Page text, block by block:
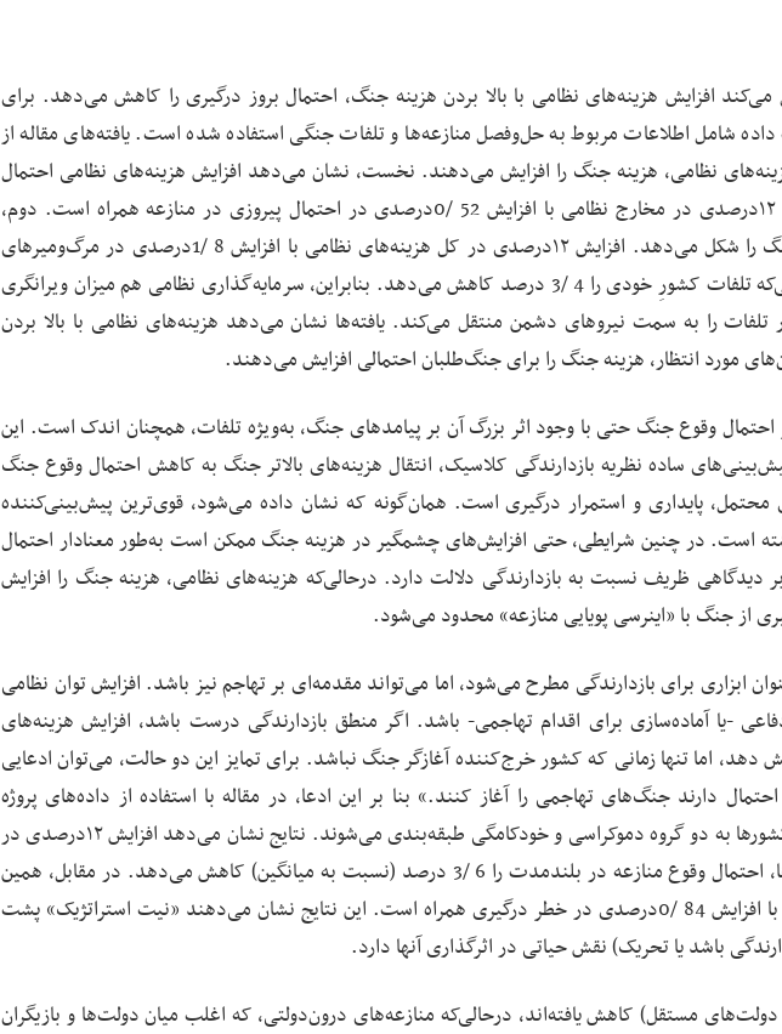
می‌کند افزایش هزینه‌های نظامی با بالا بردن هزینه جنگ، احتمال بروز درگیری را کاهش می‌دهد. برای
شامل اطلاعات مربوط به حل‌وفصل منازعه‌ها و تلفات جنگی استفاده شده است. یافته‌های مقاله از
نظامی، هزینه جنگ را افزایش می‌دهند. نخست، نشان می‌دهد افزایش هزینه‌های نظامی احتمال
پیروزی را بیشتر می‌کند. افزایش ۱۲درصدی در مخارج نظامی با افزایش 52 /0درصدی در احتمال پیروزی در منازعه همراه است. دوم،
هزینه‌های نظامی بُعد انسانی جنگ را شکل می‌دهد. افزایش ۱۲درصدی در کل هزینه‌های نظامی با افزایش 8 /1درصدی در مرگ‌ومیرهای
جنگی سالانه همراه است، درحالی‌که تلفات کشورِ خودی را 4 /3 درصد کاهش می‌دهد. بنابراین، سرمایه‌گذاری نظامی هم میزان ویرانگری
را به سمت نیروهای دشمن منتقل می‌کند. یافته‌ها نشان می‌دهد هزینه‌های نظامی با بالا بردن
مورد انتظار، هزینه جنگ را برای جنگ‌طلبان احتمالی افزایش می‌دهند.
احتمال وقوع جنگ حتی با وجود اثر بزرگ آن بر پیامدهای جنگ، به‌ویژه تلفات، همچنان اندک است. این
ساده نظریه بازدارندگی کلاسیک، انتقال هزینه‌های بالاتر جنگ به کاهش احتمال وقوع جنگ
پایداری و استمرار درگیری است. همان‌گونه که نشان داده می‌شود، قوی‌ترین پیش‌بینی‌کننده
است. در چنین شرایطی، حتی افزایش‌های چشمگیر در هزینه جنگ ممکن است به‌طور معنادار احتمال
دیدگاهی ظریف نسبت به بازدارندگی دلالت دارد. درحالی‌که هزینه‌های نظامی، هزینه جنگ را افزایش
از جنگ با «اینرسی پویایی منازعه» محدود می‌شود.
ابزاری برای بازدارندگی مطرح می‌شود، اما می‌تواند مقدمه‌ای بر تهاجم نیز باشد. افزایش توان نظامی
-یا آماده‌سازی برای اقدام تهاجمی- باشد. اگر منطق بازدارندگی درست باشد، افزایش هزینه‌های
دهد، اما تنها زمانی که کشور خرج‌کننده آغازگر جنگ نباشد. برای تمایز این دو حالت، می‌توان ادعایی
دارند جنگ‌های تهاجمی را آغاز کنند.» بنا بر این ادعا، در مقاله با استفاده از داده‌های پروژه
«Varieties of Democracy»، کشورها به دو گروه دموکراسی و خودکامگی طبقه‌بندی می‌شوند. نتایج نشان می‌دهد افزایش ۱۲درصدی در
هزینه‌های نظامی در دموکراسی‌ها، احتمال وقوع منازعه در بلندمدت را 6 /3 درصد (نسبت به میانگین) کاهش می‌دهد. در مقابل، همین
افزایش در حکومت‌های خودکامه با افزایش 84 /0درصدی در خطر درگیری همراه است. این نتایج نشان می‌دهند «نیت استراتژیک» پشت
باشد یا تحریک) نقش حیاتی در اثرگذاری آنها دارد.
مستقل) کاهش یافته‌اند، درحالی‌که منازعه‌های درون‌دولتی، که اغلب میان دولت‌ها و بازیگران